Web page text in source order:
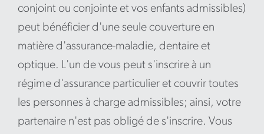
conjoint ou conjointe et vos enfants admissibles)
peut bénéficier d'une seule couverture en
matière d'assurance-maladie, dentaire et
optique. L'un de vous peut s'inscrire à un
régime d'assurance particulier et couvrir toutes
les personnes à charge admissibles; ainsi, votre
partenaire n'est pas obligé de s'inscrire. Vous